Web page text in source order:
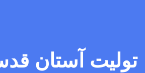
تولیت آستان